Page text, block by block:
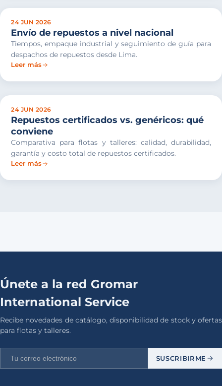
24 JUN 2026
Envío de repuestos a nivel nacional
Tiempos, empaque industrial y seguimiento de guía para
despachos de repuestos desde Lima.
Leer más
24 JUN 2026
Repuestos certificados vs. genéricos: qué
conviene
Comparativa para flotas y talleres: calidad, durabilidad,
garantía y costo total de repuestos certificados.
Leer más
Únete a la red Gromar
International Service
Recibe novedades de catálogo, disponibilidad de stock y ofertas
para flotas y talleres.
SUSCRIBIRME